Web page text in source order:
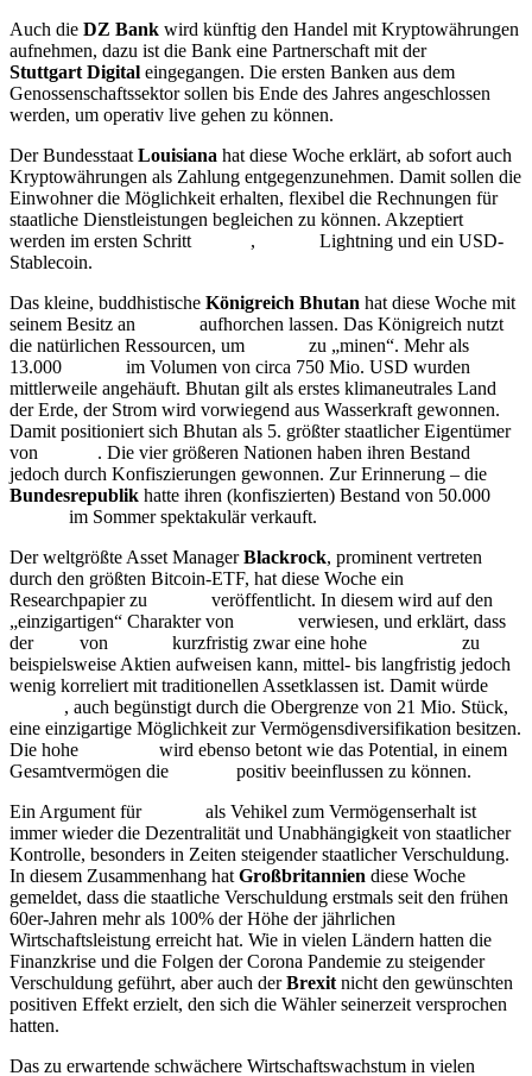
Auch die DZ Bank wird künftig den Handel mit Kryptowährungen
aufnehmen, dazu ist die Bank eine Partnerschaft mit der
Stuttgart Digital eingegangen. Die ersten Banken aus dem
Genossenschaftssektor sollen bis Ende des Jahres angeschlossen
werden, um operativ live gehen zu können.
Der Bundesstaat Louisiana hat diese Woche erklärt, ab sofort auch
Kryptowährungen als Zahlung entgegenzunehmen. Damit sollen die
Einwohner die Möglichkeit erhalten, flexibel die Rechnungen für
staatliche Dienstleistungen begleichen zu können. Akzeptiert
werden im ersten Schritt
,
Lightning und ein USD-
Stablecoin.
Das kleine, buddhistische Königreich Bhutan hat diese Woche mit
seinem Besitz an
aufhorchen lassen. Das Königreich nutzt
die natürlichen Ressourcen, um
zu „minen“. Mehr als
13.000
im Volumen von circa 750 Mio. USD wurden
mittlerweile angehäuft. Bhutan gilt als erstes klimaneutrales Land
der Erde, der Strom wird vorwiegend aus Wasserkraft gewonnen.
Damit positioniert sich Bhutan als 5. größter staatlicher Eigentümer
von
. Die vier größeren Nationen haben ihren Bestand
jedoch durch Konfiszierungen gewonnen. Zur Erinnerung – die
Bundesrepublik hatte ihren (konfiszierten) Bestand von 50.000
im Sommer spektakulär verkauft.
Der weltgrößte Asset ManagerBlackrock, prominent vertreten
durch den größten Bitcoin-ETF, hat diese Woche ein
Researchpapier zu
veröffentlicht. In diesem wird auf den
„einzigartigen“ Charakter von
verwiesen, und erklärt, dass
der
von kurzfristig zwar eine hohe
zu
beispielsweise Aktien aufweisen kann, mittel- bis langfristig jedoch
wenig korreliert mit traditionellen Assetklassen ist. Damit würde
, auch begünstigt durch die Obergrenze von 21 Mio. Stück,
eine einzigartige Möglichkeit zur Vermögensdiversifikation besitzen.
Die hohe
wird ebenso betont wie das Potential, in einem
Gesamtvermögen die
positiv beeinflussen zu können.
Ein Argument für
als Vehikel zum Vermögenserhalt ist
immer wieder die Dezentralität und Unabhängigkeit von staatlicher
Kontrolle, besonders in Zeiten steigender staatlicher Verschuldung.
In diesem Zusammenhang hat Großbritannien diese Woche
gemeldet, dass die staatliche Verschuldung erstmals seit den frühen
60er-Jahren mehr als 100% der Höhe der jährlichen
Wirtschaftsleistung erreicht hat. Wie in vielen Ländern hatten die
Finanzkrise und die Folgen der Corona Pandemie zu steigender
Verschuldung geführt, aber auch derBrexit nicht den gewünschten
positiven Effekt erzielt, den sich die Wähler seinerzeit versprochen
hatten.
Das zu erwartende schwächere Wirtschaftswachstum in vielen